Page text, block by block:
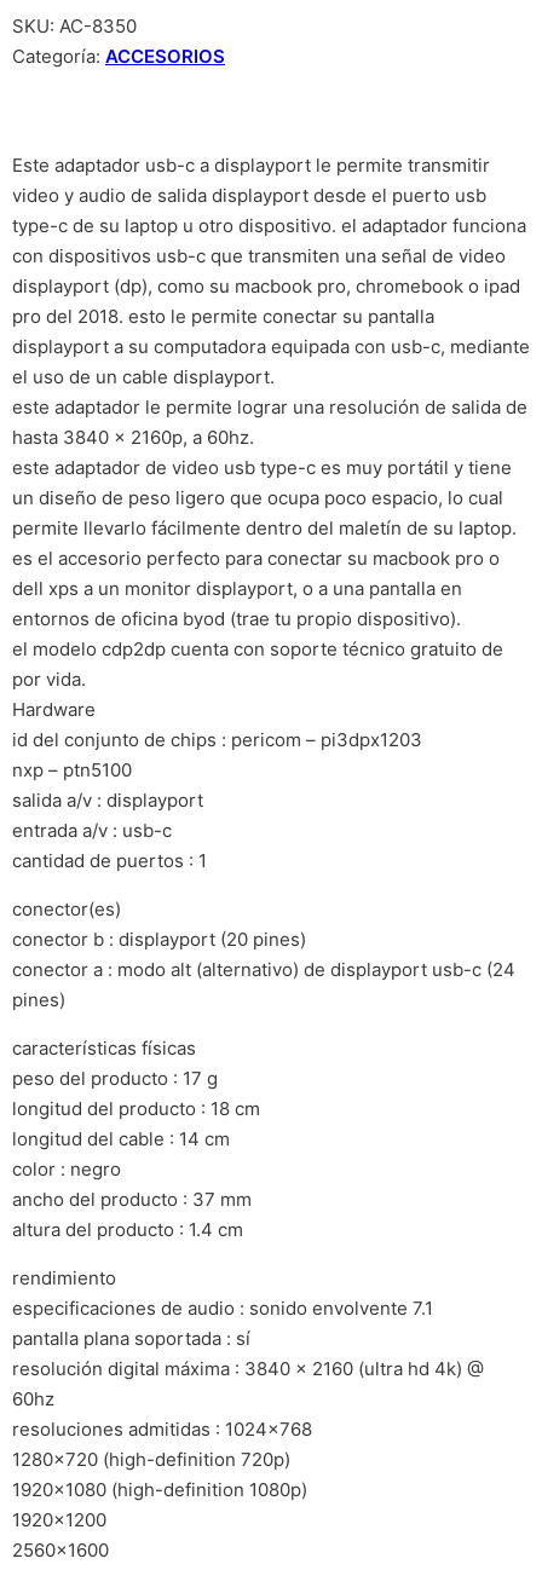
SKU: AC-8350
Categoría: ACCESORIOS
Este adaptador usb-c a displayport le permite transmitir
video y audio de salida displayport desde el puerto usb
type-c de su laptop u otro dispositivo. el adaptador funciona
con dispositivos usb-c que transmiten una señal de video
displayport (dp), como su macbook pro, chromebook o ipad
pro del 2018. esto le permite conectar su pantalla
displayport a su computadora equipada con usb-c, mediante
el uso de un cable displayport.
este adaptador le permite lograr una resolución de salida de
hasta 3840 x 2160p, a 60hz.
este adaptador de video usb type-c es muy portátil y tiene
un diseño de peso ligero que ocupa poco espacio, lo cual
permite llevarlo fácilmente dentro del maletín de su laptop.
es el accesorio perfecto para conectar su macbook pro o
dell xps a un monitor displayport, o a una pantalla en
entornos de oficina byod (trae tu propio dispositivo).
el modelo cdp2dp cuenta con soporte técnico gratuito de
por vida.
Hardware
id del conjunto de chips : pericom – pi3dpx1203
nxp – ptn5100
salida a/v : displayport
entrada a/v : usb-c
cantidad de puertos : 1
conector(es)
conector b : displayport (20 pines)
conector a : modo alt (alternativo) de displayport usb-c (24
pines)
características físicas
peso del producto : 17 g
longitud del producto : 18 cm
longitud del cable : 14 cm
color : negro
ancho del producto : 37 mm
altura del producto : 1.4 cm
rendimiento
especificaciones de audio : sonido envolvente 7.1
pantalla plana soportada : sí
resolución digital máxima : 3840 x 2160 (ultra hd 4k) @
60hz
resoluciones admitidas : 1024×768
1280×720 (high-definition 720p)
1920×1080 (high-definition 1080p)
1920×1200
2560×1600